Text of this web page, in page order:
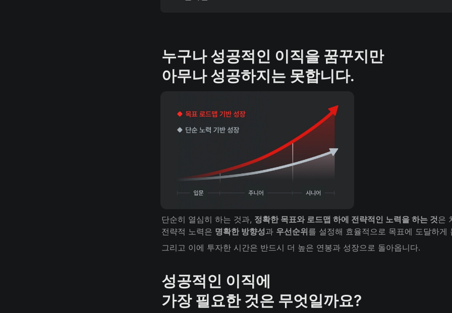
누구나 성공적인 이직을 꿈꾸지만
아무나 성공하지는 못합니다.
단순히 열심히 하는 것과, 정확한 목표와 로드맵 하에 전략적인 노력을 하는 것은
전략적 노력은 명확한 방향성과 우선순위를 설정해 효율적으로 목표에 도달하게
그리고 이에 투자한 시간은 반드시 더 높은 연봉과 성장으로 돌아옵니다.
성공적인 이직에
가장 필요한 것은 무엇일까요?